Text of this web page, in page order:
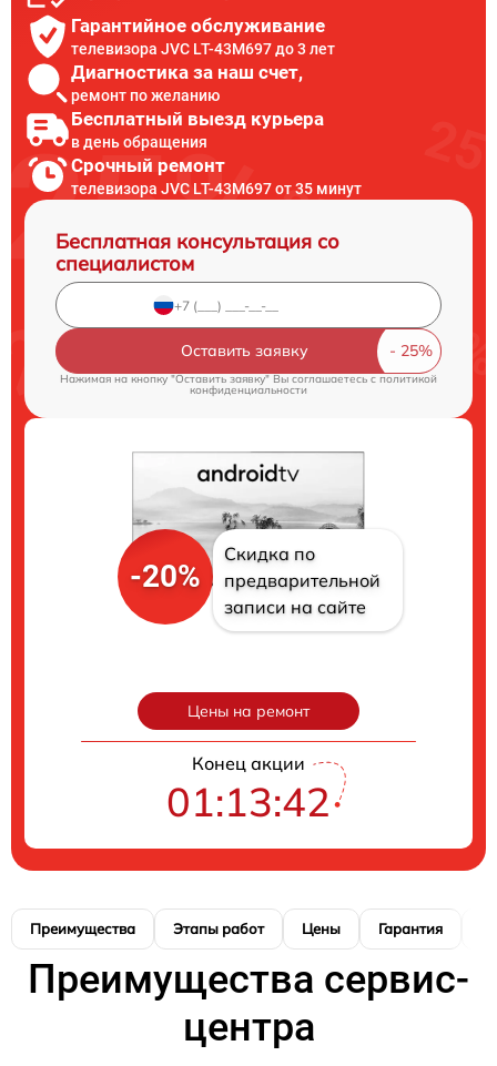
Гарантийное обслуживание
телевизора JVC LT-43M697 до 3 лет
Диагностика за наш счет,
ремонт по желанию
Бесплатный выезд курьера
в день обращения
Срочный ремонт
телевизора JVC LT-43M697 от 35 минут
Бесплатная консультация со
специалистом
Оставить заявку
Нажимая на кнопку "Оставить заявку" Вы соглашаетесь cполитикой
конфиденциальности
-20%
Скидка по
предварительной
записи на сайте
Цены на ремонт
Конец акции
01:13:40
Преимущества Этапы работ Цены Гарантия
Преимущества сервис-
центра